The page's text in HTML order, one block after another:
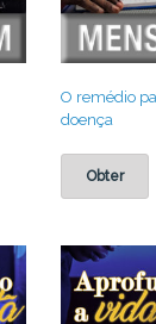
O remédio
doença
Obter